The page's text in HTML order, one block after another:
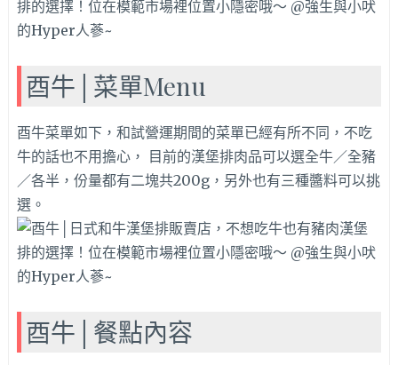
酉牛│菜單Menu
酉牛菜單如下，和試營運期間的菜單已經有所不同，不吃
牛的話也不用擔心， 目前的漢堡排肉品可以選全牛／全豬
／各半，份量都有二塊共200g，另外也有三種醬料可以挑
選。
酉牛│餐點內容